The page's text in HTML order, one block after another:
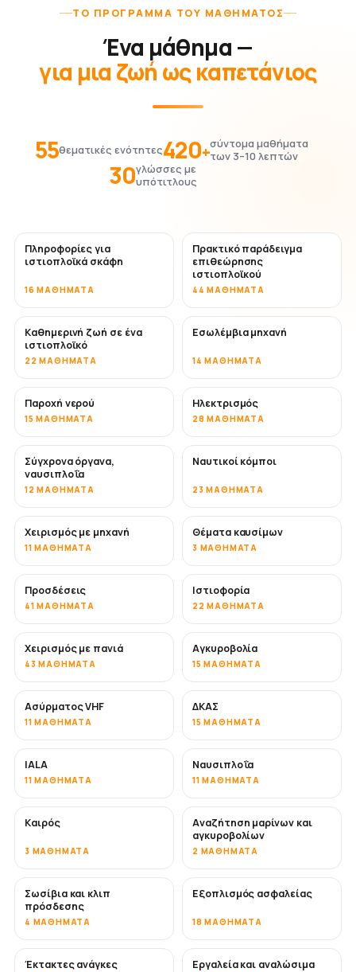
ΤΟ ΠΡΌΓΡΑΜΜΑ ΤΟΥ ΜΑΘΉΜΑΤΟΣ
Ένα μάθημα —
για μια ζωή ως καπετάνιος
55θεματικές ενότητες420+σύντομα μαθήματα
των 3–10 λεπτών
30γλώσσες με
υπότιτλους
Πληροφορίες για
ιστιοπλοϊκά σκάφη
16 ΜΑΘΉΜΑΤΑ
Πρακτικό παράδειγμα
επιθεώρησης
ιστιοπλοϊκού
44 ΜΑΘΉΜΑΤΑ
Καθημερινή ζωή σε ένα
ιστιοπλοϊκό
22 ΜΑΘΉΜΑΤΑ
Εσωλέμβια μηχανή
14 ΜΑΘΉΜΑΤΑ
Παροχή νερού
15 ΜΑΘΉΜΑΤΑ
Ηλεκτρισμός
28 ΜΑΘΉΜΑΤΑ
Σύγχρονα όργανα,
ναυσιπλοΐα
12 ΜΑΘΉΜΑΤΑ
Ναυτικοί κόμποι
23 ΜΑΘΉΜΑΤΑ
Χειρισμός με μηχανή
11 ΜΑΘΉΜΑΤΑ
Θέματα καυσίμων
3 ΜΑΘΉΜΑΤΑ
Προσδέσεις
41 ΜΑΘΉΜΑΤΑ
Ιστιοφορία
22 ΜΑΘΉΜΑΤΑ
Χειρισμός με πανιά
43 ΜΑΘΉΜΑΤΑ
Αγκυροβολία
15 ΜΑΘΉΜΑΤΑ
Ασύρματος VHF
11 ΜΑΘΉΜΑΤΑ
ΔΚΑΣ
15 ΜΑΘΉΜΑΤΑ
IALA
11 ΜΑΘΉΜΑΤΑ
Ναυσιπλοΐα
11 ΜΑΘΉΜΑΤΑ
Καιρός
3 ΜΑΘΉΜΑΤΑ
Αναζήτηση μαρίνων και
αγκυροβολίων
2 ΜΑΘΉΜΑΤΑ
Σωσίβια και κλιπ
πρόσδεσης
4 ΜΑΘΉΜΑΤΑ
Εξοπλισμός ασφαλείας
18 ΜΑΘΉΜΑΤΑ
Έκτακτες ανάγκες Εργαλεία και αναλώσιμα